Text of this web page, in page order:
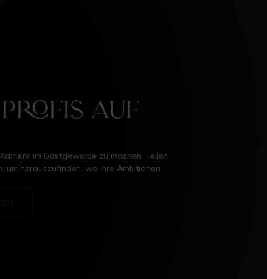
auf
im Gastgewerbe zu machen. Teilen
um herauszufinden, wo Ihre Ambitionen